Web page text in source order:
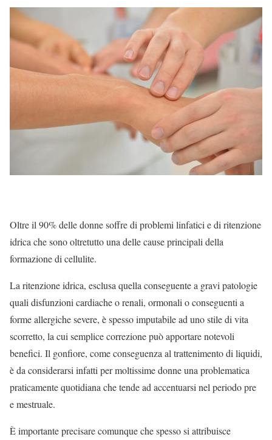
Oltre il 90% delle donne soffre di problemi linfatici e di ritenzione
idrica che sono oltretutto una delle cause principali della
formazione di cellulite.
La ritenzione idrica, esclusa quella conseguente a gravi patologie
quali disfunzioni cardiache o renali, ormonali o conseguenti a
forme allergiche severe, è spesso imputabile ad uno stile di vita
scorretto, la cui semplice correzione può apportare notevoli
benefici. Il gonfiore, come conseguenza al trattenimento di liquidi,
è da considerarsi infatti per moltissime donne una problematica
praticamente quotidiana che tende ad accentuarsi nel periodo pre
e mestruale.
È importante precisare comunque che spesso si attribuisce